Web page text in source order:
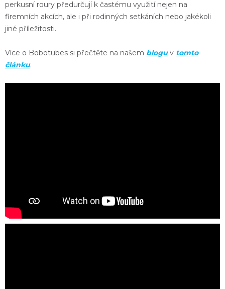
perkusní roury předurčují k častému využití nejen na
firemních akcích, ale i při rodinných setkáních nebo jakékoli
jiné příležitosti.
Více o Bobotubes si přečtěte na našem bloguv tomto
článku.